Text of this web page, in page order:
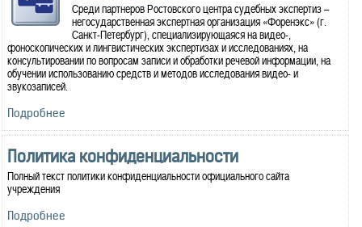
Среди партнеров Ростовского центра судебных экспертиз –
негосударственная экспертная организация «Форенэкс» (г.
Санкт-Петербург), специализирующаяся на видео-,
фоноскопических и лингвистических экспертизах и исследованиях, на
консультировании по вопросам записи и обработки речевой информации, на
обучении использованию средств и методов исследования видео- и
звукозаписей.
Подробнее
Политика конфиденциальности
Полный текст политики конфиденциальности официального сайта
учреждения
Подробнее